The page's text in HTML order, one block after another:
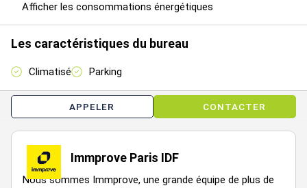
Régime Fiscal : Droits d'enregistrement
Dépôt de garantie : 3 mois de loyer HT HC
Honoraires : 6% HT du prix de vente HD à la charge de
l'acquéreur
Prestations :
Immeuble moderne
Façade en pierres agrafées
Parties communes de bon standing
Afficher les consommations énergétiques
Les caractéristiques du bureau
Climatisé Parking
APPELER CONTACTER
Immprove Paris IDF
Nous sommes Immprove, une grande équipe de plus de